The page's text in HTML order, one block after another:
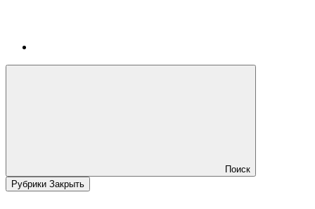
Поиск
Рубрики Закрыть